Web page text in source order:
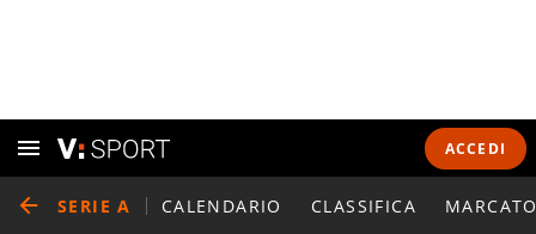
ACCEDI
SERIE A CALENDARIO CLASSIFICA